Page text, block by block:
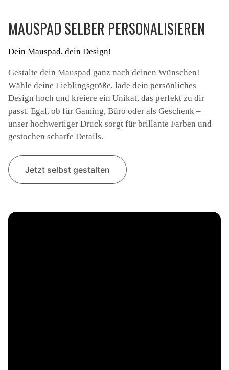
MAUSPAD SELBER PERSONALISIEREN
Dein Mauspad, dein Design!
Gestalte dein Mauspad ganz nach deinen Wünschen!
Wähle deine Lieblingsgröße, lade dein persönliches
Design hoch und kreiere ein Unikat, das perfekt zu dir
passt. Egal, ob für Gaming, Büro oder als Geschenk –
unser hochwertiger Druck sorgt für brillante Farben und
gestochen scharfe Details.
Jetzt selbst gestalten